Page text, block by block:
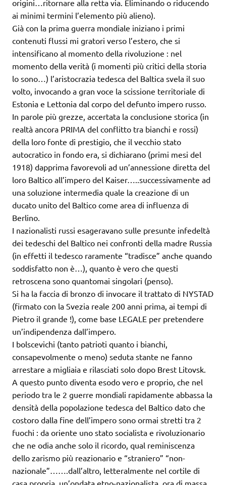
origini…ritornare alla retta via. Eliminando o riducendo
ai minimi termini l’elemento più alieno).
Già con la prima guerra mondiale iniziano i primi
contenuti flussi mi gratori verso l’estero, che si
intensificano al momento della rivoluzione : nel
momento della verità (i momenti più critici della storia
lo sono…) l’aristocrazia tedesca del Baltica svela il suo
volto, invocando a gran voce la scissione territoriale di
Estonia e Lettonia dal corpo del defunto impero russo.
In parole più grezze, accertata la conclusione storica (in
realtà ancora PRIMA del conflitto tra bianchi e rossi)
della loro fonte di prestigio, che il vecchio stato
autocratico in fondo era, si dichiarano (primi mesi del
1918) dapprima favorevoli ad un’annessione diretta del
loro Baltico all’impero del Kaiser…..successivamente ad
una soluzione intermedia quale la creazione di un
ducato unito del Baltico come area di influenza di
Berlino.
I nazionalisti russi esageravano sulle presunte infedeltà
dei tedeschi del Baltico nei confronti della madre Russia
(in effetti il tedesco raramente “tradisce” anche quando
soddisfatto non è…), quanto è vero che questi
retroscena sono quantomai singolari (penso).
Si ha la faccia di bronzo di invocare il trattato di NYSTAD
(firmato con la Svezia reale 200 anni prima, ai tempi di
Pietro il grande !), come base LEGALE per pretendere
un’indipendenza dall’impero.
I bolscevichi (tanto patrioti quanto i bianchi,
consapevolmente o meno) seduta stante ne fanno
arrestare a migliaia e rilasciati solo dopo Brest Litovsk.
A questo punto diventa esodo vero e proprio, che nel
periodo tra le 2 guerre mondiali rapidamente abbassa la
densità della popolazione tedesca del Baltico dato che
costoro dalla fine dell’impero sono ormai stretti tra 2
fuochi : da oriente uno stato socialista e rivoluzionario
che ne odia anche solo il ricordo, qual reminiscenza
dello zarismo più reazionario e “straniero” “non-
nazionale”…….dall’altro, letteralmente nel cortile di